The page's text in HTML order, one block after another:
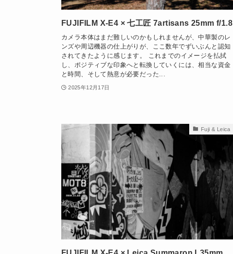
FUJIFILM X-E4 × 七工匠 7artisans 25mm f/1.8
カメラ本体はまだ難しいのかもしれませんが、中華製のレ
ンズや周辺機器の仕上がりが、ここ数年でずいぶんと認知
されてきたように感じます。 これまでのイメージを払拭
し、ポジティブな印象へと転換していくには、相当な資金
と時間、そして熱意が必要だった...
2025年12月17日
Fuji & Leica